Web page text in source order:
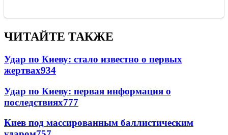
ЧИТАЙТЕ ТАКЖЕ
Удар по Киеву: стало известно о первых
жертвах934
Удар по Киеву: первая информация о
последствиях777
Киев под массированным баллистическим